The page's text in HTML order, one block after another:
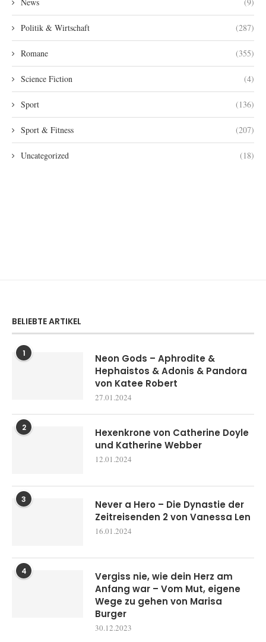
Politik & Wirtschaft (287)
Romane (355)
Science Fiction (4)
Sport (136)
Sport & Fitness (207)
Uncategorized (18)
BELIEBTE ARTIKEL
1
Neon Gods – Aphrodite &
Hephaistos & Adonis & Pandora
von Katee Robert
27.01.2024
2
Hexenkrone von Catherine Doyle
und Katherine Webber
12.01.2024
3
Never a Hero – Die Dynastie der
Zeitreisenden 2 von Vanessa Len
16.01.2024
4
Vergiss nie, wie dein Herz am
Anfang war – Vom Mut, eigene
Wege zu gehen von Marisa
Burger
30.12.2023